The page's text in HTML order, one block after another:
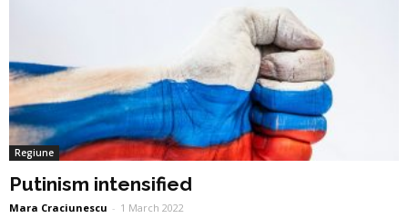
Regiune
Putinism intensified
Mara Craciunescu - 1 March 2022